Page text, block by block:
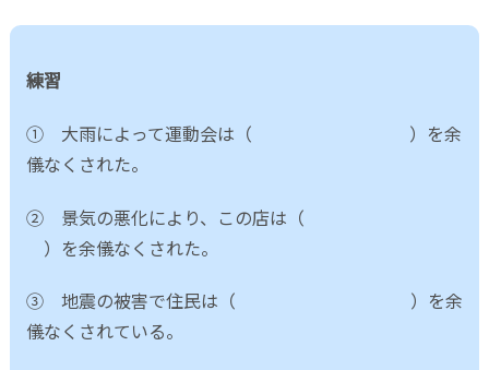
練習
① 大雨によって運動会は（ ）を余
儀なくされた。
② 景気の悪化により、この店は（
）を余儀なくされた。
③ 地震の被害で住民は（ ）を余
儀なくされている。